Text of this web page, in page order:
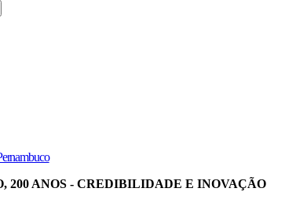
200 ANOS - CREDIBILIDADE E INOVAÇÃO